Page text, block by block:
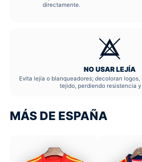
directamente.
NO USAR LEJÍA
Evita lejía o blanqueadores; decoloran
tejido, perdiendo resistencia y
MÁS DE ESPAÑA